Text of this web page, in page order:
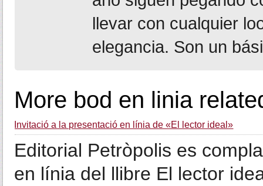
llevar con cualquier
elegancia. Son un
More bod en linia
Invitació a la presentació en línia de «El lector ideal»
Editorial Petròpolis es
en línia del llibre El lector